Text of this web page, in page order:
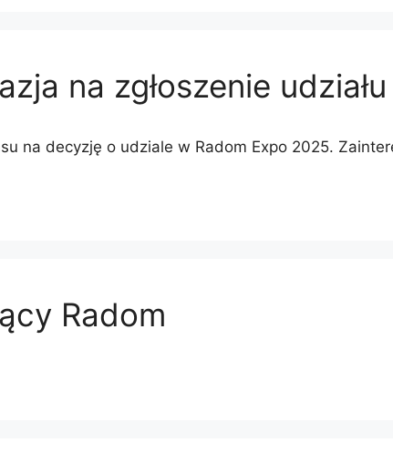
na zgłoszenie
na decyzję o udziale w Radom Expo 2025.
Radom